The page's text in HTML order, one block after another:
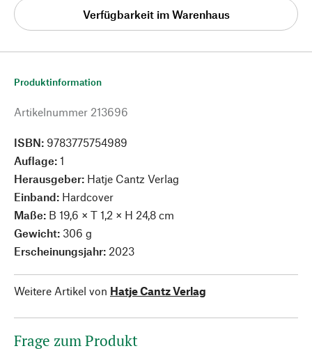
Verfügbarkeit im Warenhaus
Produktinformation
Artikelnummer 213696
ISBN: 9783775754989
Auflage: 1
Herausgeber: Hatje Cantz Verlag
Einband: Hardcover
Maße: B 19,6 × T 1,2 × H 24,8 cm
Gewicht: 306 g
Erscheinungsjahr: 2023
Weitere Artikel von Hatje Cantz Verlag
Frage zum Produkt